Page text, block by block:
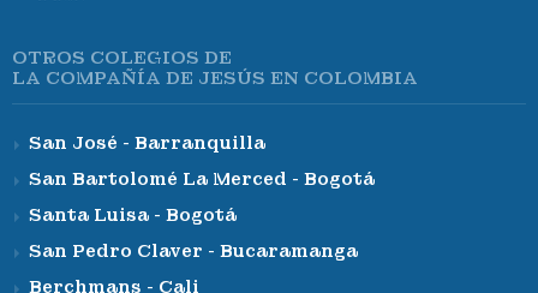
OTROS COLEGIOS DE
LA COMPAÑÍA DE JESÚS EN COLOMBIA
San José - Barranquilla
San Bartolomé La Merced - Bogotá
Santa Luisa - Bogotá
San Pedro Claver - Bucaramanga
Berchmans - Cali